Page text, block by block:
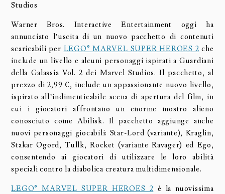
Studios
Warner Bros. Interactive Entertainment oggi ha
annunciato l’uscita di un nuovo pacchetto di contenuti
scaricabili per LEGO® MARVEL SUPER HEROES 2 che
include un livello e alcuni personaggi ispirati a Guardiani
della Galassia Vol. 2 dei Marvel Studios. Il pacchetto, al
prezzo di 2,99 €, include un appassionante nuovo livello,
ispirato all’indimenticabile scena di apertura del film, in
cui i giocatori affrontano un enorme mostro alieno
conosciuto come Abilisk. Il pacchetto aggiunge anche
nuovi personaggi giocabili: Star-Lord (variante), Kraglin,
Stakar Ogord, Tullk, Rocket (variante Ravager) ed Ego,
consentendo ai giocatori di utilizzare le loro abilità
speciali contro la diabolica creatura multidimensionale.
LEGO® MARVEL SUPER HEROES 2 è la nuovissima